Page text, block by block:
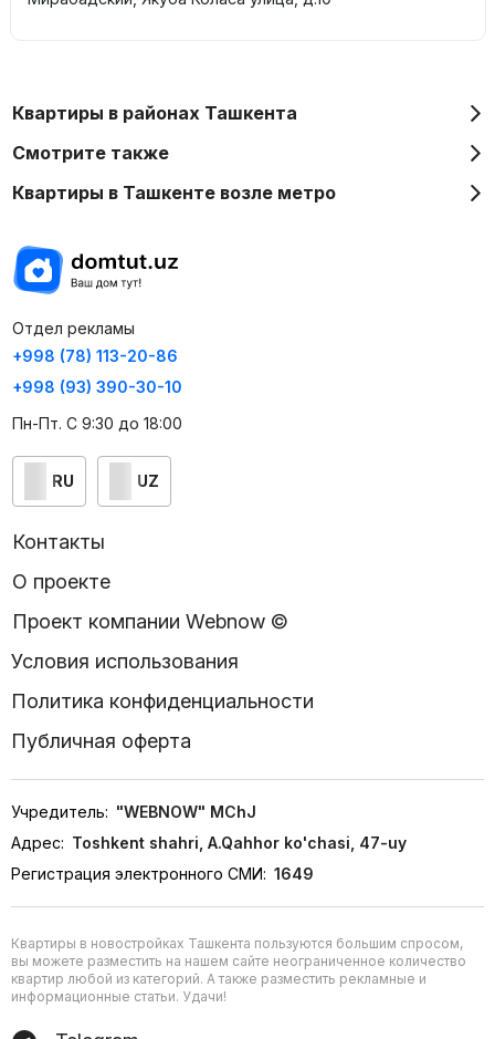
Квартиры в районах Ташкента
Смотрите также
Квартиры в Ташкенте возле метро
Отдел рекламы
+998 (78) 113-20-86
+998 (93) 390-30-10
Пн-Пт. С 9:30 до 18:00
RU UZ
Контакты
О проекте
Проект компании Webnow ©
Условия использования
Политика конфиденциальности
Публичная оферта
Учредитель: "WEBNOW" MChJ
Адрес: Toshkent shahri, A.Qahhor ko'chasi, 47-uy
Регистрация электронного СМИ: 1649
Квартиры в новостройках Ташкента пользуются большим спросом,
вы можете разместить на нашем сайте неограниченное количество
квартир любой из категорий. А также разместить рекламные и
информационные статьи. Удачи!